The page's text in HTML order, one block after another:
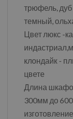
трюфель,
темный,
Цвет люкс -
клондайк -
цвете
Длина
300мм до